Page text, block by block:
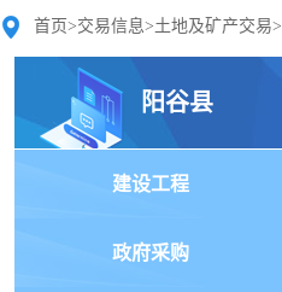
首页>交易信息>土地及矿产交易>
阳谷县
建设工程
政府采购